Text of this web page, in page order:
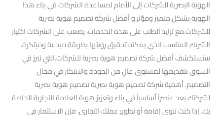
الهوية البصرية للشركات إلى الأمام لمساعدة الشركات في بناء هذا
الهوية بشكل متميز ومؤثر.و أفضل شركة تصميم هوية بصرية
للشركات.مع تزايد الطلب على هذه الخدمات، يصعب على الشركات اختيار
الشريك المناسب الذي يمكنه تحقيق رؤيتها بطريقة مبدعة ومبتكرة.
سنستكشف أفضل شركة تصميم هوية بصرية للشركات.التي تبرز في
السوق بتقديمها لمستوى عالٍ من الجودة والابتكار في مجال
التصميم. أهمية شركة تصميم هوية بصرية تصميم هوية بصرية
لشركتك يعد عنصراً أساسياً في بناء وتعزيز هوية العلامة التجارية الخاصة
بك. إذا كنت تنوي إقامة أو تطوير عملك التجاري، فإن الاستثمار في